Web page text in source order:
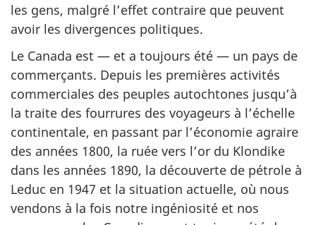
les gens, malgré l’effet contraire que peuvent
avoir les divergences politiques.
Le Canada est — et a toujours été — un pays de
commerçants. Depuis les premières activités
commerciales des peuples autochtones jusqu’à
la traite des fourrures des voyageurs à l’échelle
continentale, en passant par l’économie agraire
des années 1800, la ruée vers l’or du Klondike
dans les années 1890, la découverte de pétrole à
Leduc en 1947 et la situation actuelle, où nous
vendons à la fois notre ingéniosité et nos